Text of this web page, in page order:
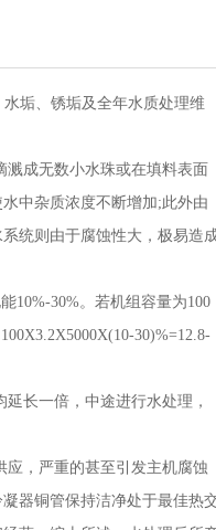
垢、锈垢及全年水质处理维
成无数小水珠或在填料表面
中杂质浓度不断增加;此外由
统则由于腐蚀性大，极易造
10%-30%。若机组容量为100
30)%=12.8-
长一倍，中途进行水处理，
，严重的甚至引发主机腐蚀
器铜管保持洁净处于最佳热